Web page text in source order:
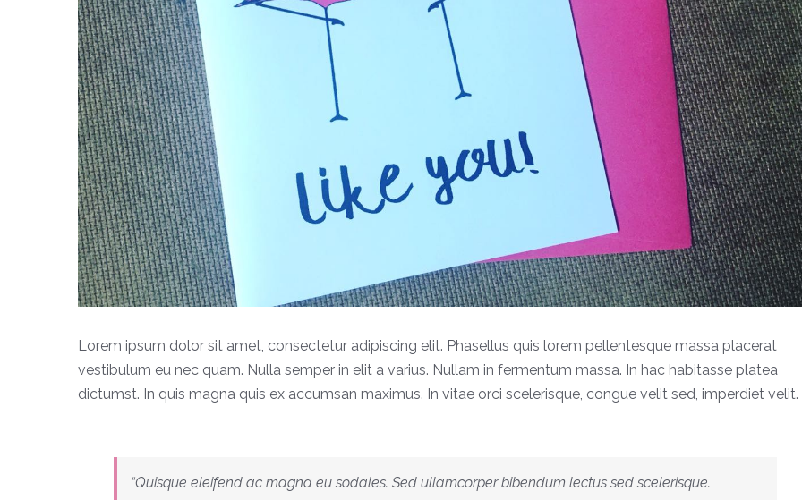
Lorem ipsum dolor sit amet, consectetur adipiscing elit. Phasellus quis lorem pellentesque massa placerat
vestibulum eu nec quam. Nulla semper in elit a varius. Nullam in fermentum massa. In hac habitasse platea
dictumst. In quis magna quis ex accumsan maximus. In vitae orci scelerisque, congue velit sed, imperdiet velit.
“Quisque eleifend ac magna eu sodales. Sed ullamcorper bibendum lectus sed scelerisque.